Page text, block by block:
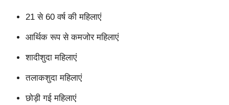
21 से 60 वर्ष की महिलाएं
आर्थिक रूप से कमजोर महिलाएं
शादीशुदा महिलाएं
तलाकशुदा महिलाएं
छोड़ी गई महिलाएं